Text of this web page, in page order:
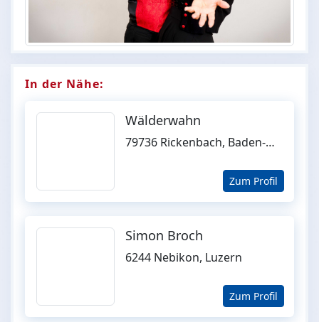
In der Nähe:
Wälderwahn
79736 Rickenbach, Baden-Württemberg
Zum Profil
Simon Broch
6244 Nebikon, Luzern
Zum Profil